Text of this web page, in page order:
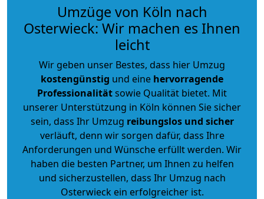
Umzüge von Köln nach
Osterwieck: Wir machen es Ihnen
leicht
Wir geben unser Bestes, dass hier Umzug
kostengünstig und eine hervorragende
Professionalitätsowie Qualität bietet. Mit
unserer Unterstützung in Köln können Sie sicher
sein, dass Ihr Umzug reibungslos und sicher
verläuft, denn wir sorgen dafür, dass Ihre
Anforderungen und Wünsche erfüllt werden. Wir
haben die besten Partner, um Ihnen zu helfen
und sicherzustellen, dass Ihr Umzug nach
Osterwieck ein erfolgreicher ist.